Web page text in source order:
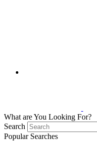
What are You Looking For?
Search
Popular Searches